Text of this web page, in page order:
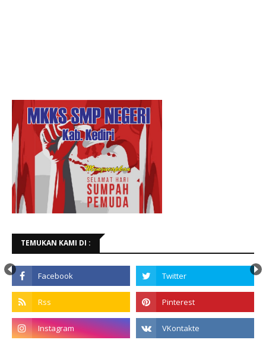
TEMUKAN KAMI DI :